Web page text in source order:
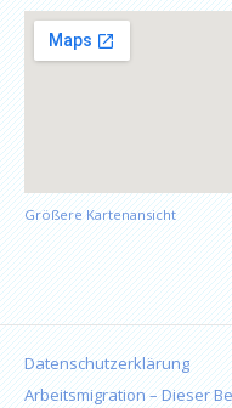
Größere Kartenansicht
Datenschutzerklärung
Arbeitsmigration – Dieser